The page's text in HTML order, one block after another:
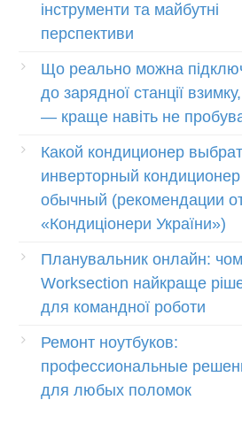
інструменти та майбутні
перспективи
Що реально можна
до зарядної станції
— краще навіть не
Какой кондиционер
инверторный
обычный (рекомендации
«Кондиціонери України»)
Планувальник онлайн:
Worksection найкраще
для командної роботи
Ремонт ноутбуков:
профессиональные
для любых поломок